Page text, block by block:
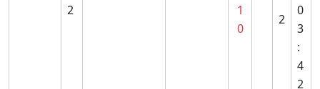
2
1
0
2
0
3
:
4
2